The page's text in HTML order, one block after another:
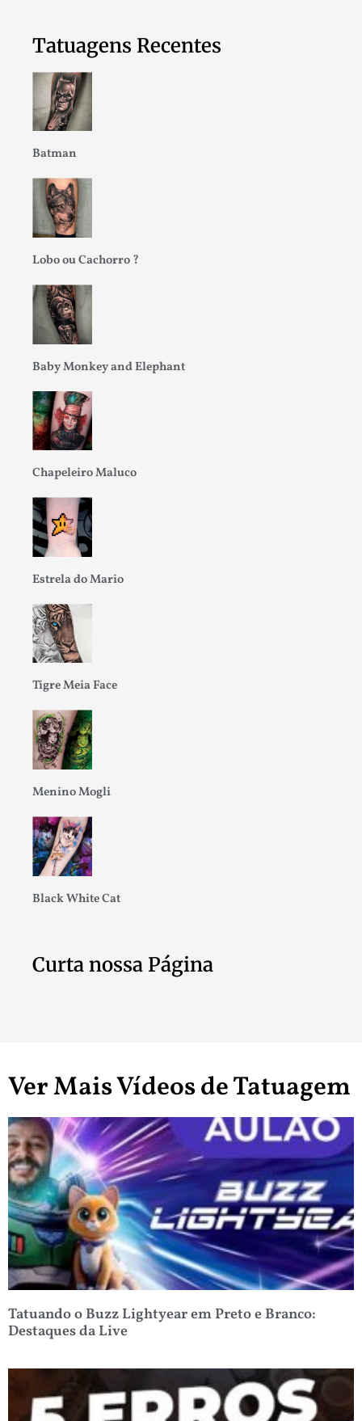
Tatuagens Recentes
Batman
Lobo ou Cachorro ?
Baby Monkey and Elephant
Chapeleiro Maluco
Estrela do Mario
Tigre Meia Face
Menino Mogli
Black White Cat
Curta nossa Página
Ver Mais Vídeos de Tatuagem
Tatuando o Buzz Lightyear em Preto e Branco:
Destaques da Live